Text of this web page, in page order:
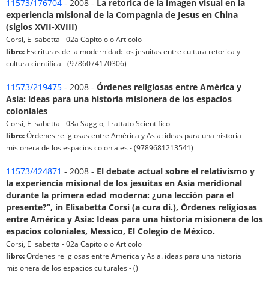
11573/176704 - 2008 - La retorica de la imagen visual en la
experiencia misional de la Compagnia de Jesus en China
(siglos XVII-XVIII)
Corsi, Elisabetta - 02a Capitolo o Articolo
libro: Escrituras de la modernidad: los jesuitas entre cultura retorica y
cultura cientifica - (9786074170306)
11573/219475 - 2008 - Órdenes religiosas entre América y
Asia: ideas para una historia misionera de los espacios
coloniales
Corsi, Elisabetta - 03a Saggio, Trattato Scientifico
libro:Órdenes religiosas entre América y Asia: ideas para una historia
misionera de los espacios coloniales - (9789681213541)
11573/424871 - 2008 - El debate actual sobre el relativismo y
la experiencia misional de los jesuitas en Asia meridional
durante la primera edad moderna: ¿una lección para el
presente?”, in Elisabetta Corsi (a cura di.), Órdenes religiosas
entre América y Asia: Ideas para una historia misionera de los
espacios coloniales, Messico, El Colegio de México.
Corsi, Elisabetta - 02a Capitolo o Articolo
libro:Ordenes religiosas entre America y Asia. ideas para una historia
misionera de los espacios culturales - ()